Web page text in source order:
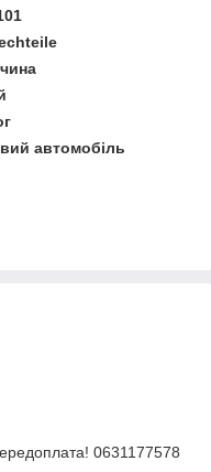
автомобіль
0631177578